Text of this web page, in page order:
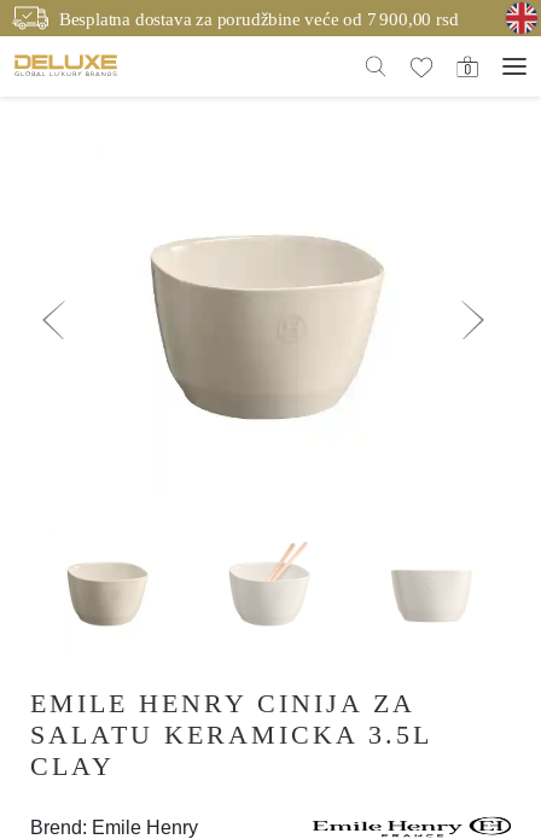
Besplatna dostava za porudžbine veće od 7 900,00 rsd
EMILE HENRY CINIJA ZA
SALATU KERAMICKA 3.5L
CLAY
Brend: Emile Henry